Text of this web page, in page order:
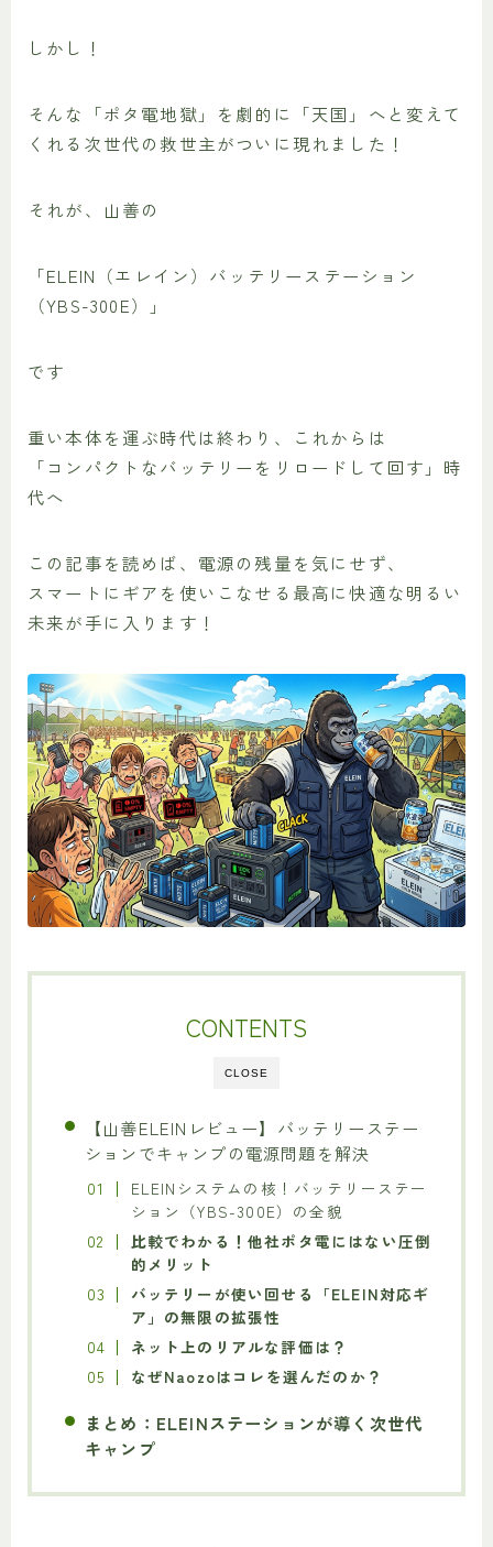
しかし！
そんな「ポタ電地獄」を劇的に「天国」へと変えて
くれる次世代の救世主がついに現れました！
それが、山善の
「ELEIN（エレイン）バッテリーステーション
（YBS-300E）」
です
重い本体を運ぶ時代は終わり、これからは
「コンパクトなバッテリーをリロードして回す」時
代へ
この記事を読めば、電源の残量を気にせず、
スマートにギアを使いこなせる最高に快適な明るい
未来が手に入ります！
CLOSE
CONTENTS
【山善ELEINレビュー】バッテリーステー
ションでキャンプの電源問題を解決
ELEINシステムの核！バッテリーステー
ション（YBS-300E）の全貌
比較でわかる！他社ポタ電にはない圧倒
的メリット
バッテリーが使い回せる「ELEIN対応ギ
ア」の無限の拡張性
ネット上のリアルな評価は？
なぜNaozoはコレを選んだのか？
まとめ：ELEINステーションが導く次世代
キャンプ